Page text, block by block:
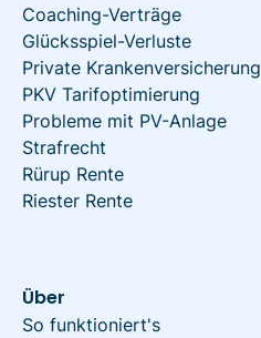
Coaching-Verträge
Glücksspiel-Verluste
Private Krankenversicherung
PKV Tarifoptimierung
Probleme mit PV-Anlage
Strafrecht
Rürup Rente
Riester Rente
Über
So funktioniert's